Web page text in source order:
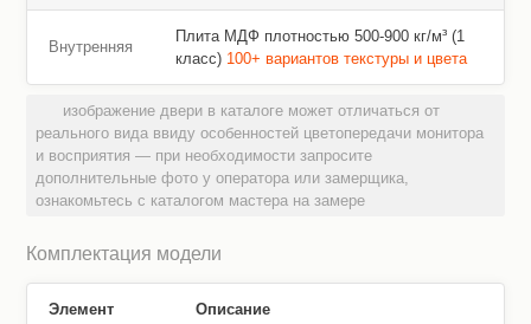
Внутренняя
Плита МДФ плотностью 500-900 кг/м³ (1
класс) 100+ вариантов текстуры и цвета
изображение двери в каталоге может отличаться от
реального вида ввиду особенностей цветопередачи монитора
и восприятия — при необходимости запросите
дополнительные фото у оператора или замерщика,
ознакомьтесь с каталогом мастера на замере
Комплектация модели
Элемент Описание